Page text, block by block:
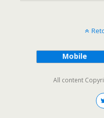
Mobile
All content